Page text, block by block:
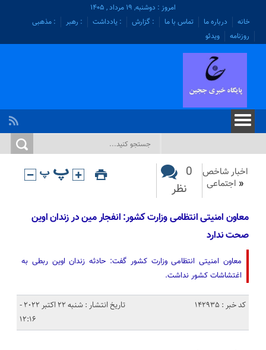
امروز : دوشنبه, ۱۹ مرداد , ۱۴۰۵
خانه
درباره ما تماس با ما : گزارش : یادداشت : رهبر
: مذهبی
روزنامه
ویدئو
اخبار شاخص
« اجتماعی
0
نظر
معاون امنیتی انتظامی وزارت کشور: انفجار مین در زندان اوین
صحت ندارد
معاون امنیتی انتظامی وزارت کشور گفت: حادثه زندان اوین ربطی به
اغتشاشات کشور نداشت.
کد خبر : 142935
تاریخ انتشار : شنبه 22 اکتبر 2022 -
12:16